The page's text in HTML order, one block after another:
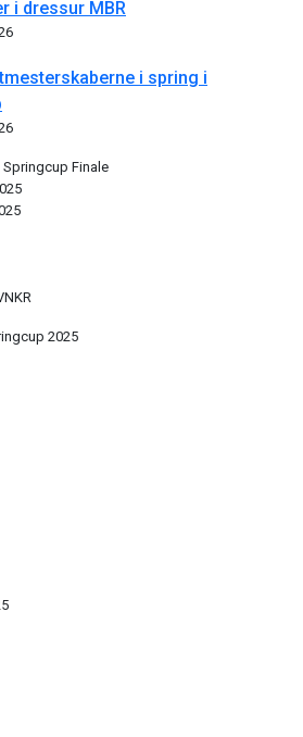
i dressur MBR
i spring i
Springcup Finale
2025